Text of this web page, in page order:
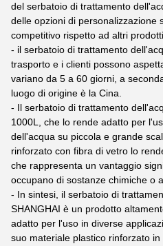
del serbatoio di trattamento
delle opzioni di personalizzazione
competitivo rispetto ad altri
- il serbatoio di trattamento
trasporto e i clienti possono
variano da 5 a 60 giorni, a
luogo di origine è la Cina.
- Il serbatoio di trattamento
1000L, che lo rende adatto per
dell'acqua su piccola e grande
rinforzato con fibra di vetro lo
che rappresenta un vantaggio
occupano di sostanze chimiche o
- In sintesi, il serbatoio di
SHANGHAI è un prodotto
adatto per l'uso in diverse
suo materiale plastico rinforzato in